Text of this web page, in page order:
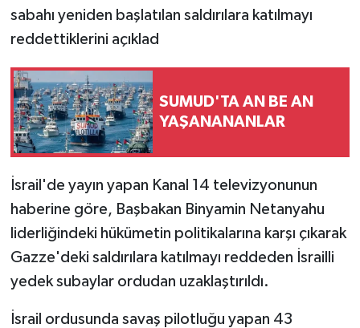
sabahı yeniden başlatılan saldırılara katılmayı
reddettiklerini açıklad
SUMUD'TA AN BE AN
YAŞANANANLAR
İsrail'de yayın yapan Kanal 14 televizyonunun
haberine göre, Başbakan Binyamin Netanyahu
liderliğindeki hükümetin politikalarına karşı çıkarak
Gazze'deki saldırılara katılmayı reddeden İsrailli
yedek subaylar ordudan uzaklaştırıldı.
İsrail ordusunda savaş pilotluğu yapan 43